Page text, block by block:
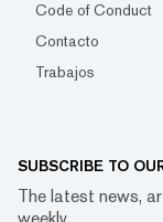
Code of Conduct
Contacto
Trabajos
SUBSCRIBE TO
The latest news,